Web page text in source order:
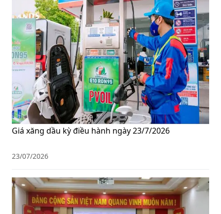
Giá xăng dầu kỳ điều hành ngày 23/7/2026
23/07/2026